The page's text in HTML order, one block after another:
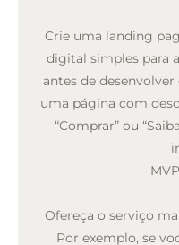
Crie uma landing
digital simples para
antes de
uma página com
“Comprar” ou
Ofereça o serviço
Por exemplo, se